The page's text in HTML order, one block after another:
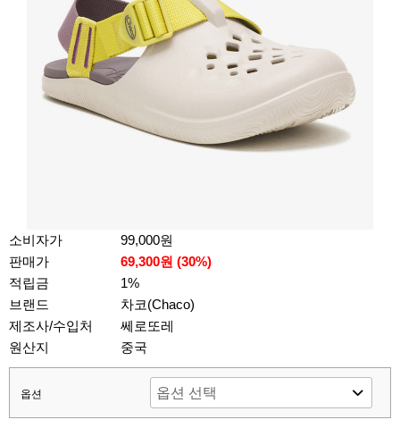
소비자가
99,000원
판매가
69,300원 (30%)
적립금
1%
브랜드
차코(Chaco)
제조사/수입처
쎄로또레
원산지
중국
옵션